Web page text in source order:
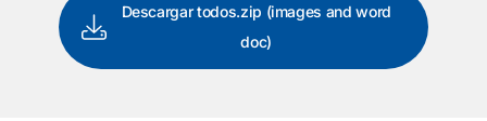
Descargar todos.zip (images and word
doc)